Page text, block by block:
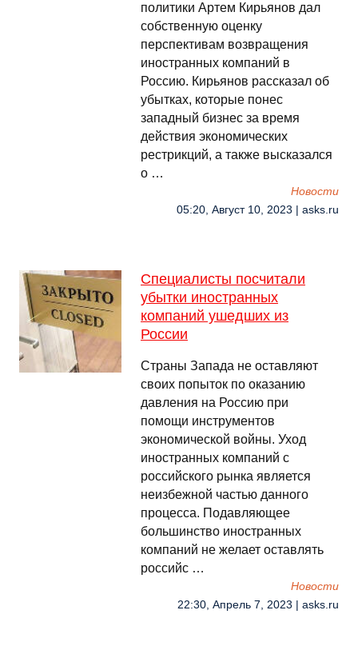
политики Артем Кирьянов дал
собственную оценку
перспективам возвращения
иностранных компаний в
Россию. Кирьянов рассказал об
убытках, которые понес
западный бизнес за время
действия экономических
рестрикций, а также высказался
о …
Новости
05:20, Август 10, 2023 | asks.ru
Специалисты посчитали
убытки иностранных
компаний ушедших из
России
Страны Запада не оставляют
своих попыток по оказанию
давления на Россию при
помощи инструментов
экономической войны. Уход
иностранных компаний с
российского рынка является
неизбежной частью данного
процесса. Подавляющее
большинство иностранных
компаний не желает оставлять
российс …
Новости
22:30, Апрель 7, 2023 | asks.ru